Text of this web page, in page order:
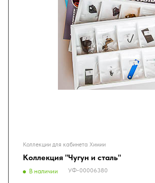
Коллекции для кабинета Химии
Коллекция "Чугун и сталь"
В наличии УФ-00006380